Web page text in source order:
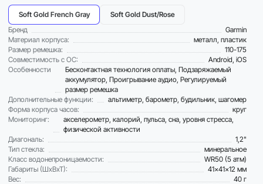
Soft Gold French Gray
Soft Gold Dust/Rose
Бренд
Garmin
Материал корпуса:
металл, пластик
Размер ремешка:
110-175
Совместимость с ОС:
Android, iOS
Особенности
Бесконтактная технология оплаты, Подзаряжаемый
аккумулятор, Проигрывание аудио, Регулируемый
размер ремешка
Дополнительные функции:
альтиметр, барометр, будильник, шагомер
Форма корпуса часов:
круг
Мониторинг:
акселерометр, калорий, пульса, сна, уровня стресса,
физической активности
Диагональ:
1,2"
Тип стекла:
минеральное
Класс водонепроницаемости:
WR50 (5 атм)
Габариты (ШхВхТ):
41x41x12 мм
Вес:
40 г